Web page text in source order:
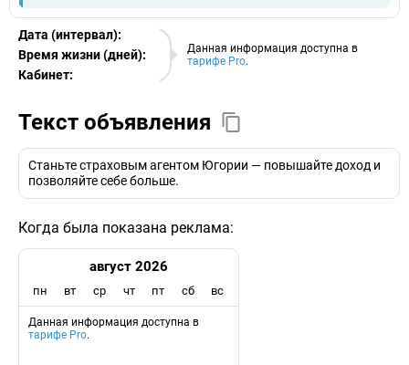
Данная информация доступна в
тарифе Pro.
Дата (интервал):
09.08.2026
Время жизни (дней):
Кабинет:
EURO
Текст объявления
Станьте страховым агентом Югории — повышайте доход и
позволяйте себе больше.
Когда была показана реклама:
август 2026
пн вт ср чт пт сб вс
Данная информация доступна в
тарифе Pro.